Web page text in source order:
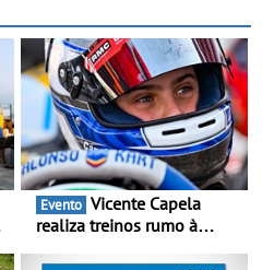
Evento
realiza treinos rumo à